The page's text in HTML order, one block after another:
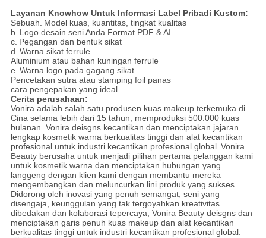
Layanan Knowhow Untuk Informasi Label Pribadi Kustom:
Sebuah. Model kuas, kuantitas, tingkat kualitas
b. Logo desain seni Anda Format PDF & AI
c. Pegangan dan bentuk sikat
d. Warna sikat ferrule
Aluminium atau bahan kuningan ferrule
e. Warna logo pada gagang sikat
Pencetakan sutra atau stamping foil panas
cara pengepakan yang ideal
Cerita perusahaan:
Vonira adalah salah satu produsen kuas makeup terkemuka di
Cina selama lebih dari 15 tahun, memproduksi 500.000 kuas
bulanan. Vonira deisgns kecantikan dan menciptakan jajaran
lengkap kosmetik warna berkualitas tinggi dan alat kecantikan
profesional untuk industri kecantikan profesional global. Vonira
Beauty berusaha untuk menjadi pilihan pertama pelanggan kami
untuk kosmetik warna dan menciptakan hubungan yang
langgeng dengan klien kami dengan membantu mereka
mengembangkan dan meluncurkan lini produk yang sukses.
Didorong oleh inovasi yang penuh semangat, seni yang
disengaja, keunggulan yang tak tergoyahkan kreativitas
dibedakan dan kolaborasi tepercaya, Vonira Beauty deisgns dan
menciptakan garis penuh kuas makeup dan alat kecantikan
berkualitas tinggi untuk industri kecantikan profesional global.